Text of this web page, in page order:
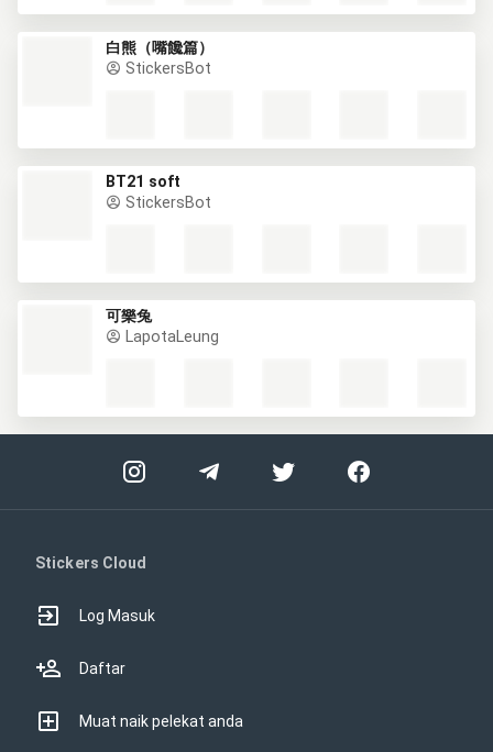
白熊（嘴饞篇）
StickersBot
BT21 soft
StickersBot
可樂兔
LapotaLeung
Stickers Cloud
Log Masuk
Daftar
Muat naik pelekat anda